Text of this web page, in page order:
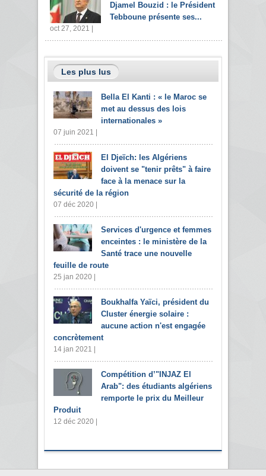
Djamel Bouzid : le Président
Tebboune présente ses...
oct 27, 2021 |
Les plus lus
Bella El Kanti : « le Maroc se
met au dessus des lois
internationales »
07 juin 2021 |
El Djeïch: les Algériens
doivent se "tenir prêts" à faire
face à la menace sur la
sécurité de la région
07 déc 2020 |
Services d'urgence et femmes
enceintes : le ministère de la
Santé trace une nouvelle
feuille de route
25 jan 2020 |
Boukhalfa Yaïci, président du
Cluster énergie solaire :
aucune action n'est engagée
concrètement
14 jan 2021 |
Compétition d’"INJAZ El
Arab": des étudiants algériens
remporte le prix du Meilleur
Produit
12 déc 2020 |